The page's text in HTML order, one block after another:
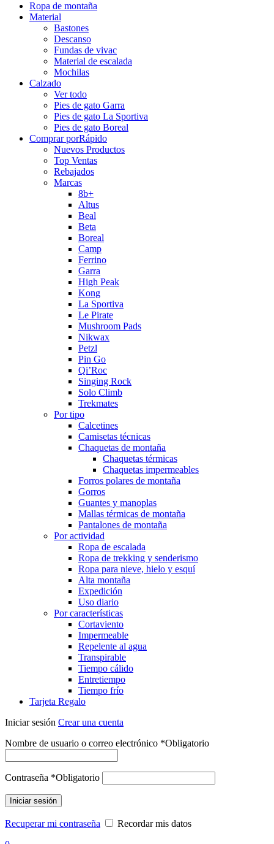
Ropa de montaña
Material
Bastones
Descanso
Fundas de vivac
Material de escalada
Mochilas
Calzado
Ver todo
Pies de gato Garra
Pies de gato La Sportiva
Pies de gato Boreal
Comprar porRápido
Nuevos Productos
Top Ventas
Rebajados
Marcas
8b+
Altus
Beal
Beta
Boreal
Camp
Ferrino
Garra
High Peak
Kong
La Sportiva
Le Pirate
Mushroom Pads
Nikwax
Petzl
Pin Go
Qi’Roc
Singing Rock
Solo Climb
Trekmates
Por tipo
Calcetines
Camisetas técnicas
Chaquetas de montaña
Chaquetas térmicas
Chaquetas impermeables
Forros polares de montaña
Gorros
Guantes y manoplas
Mallas térmicas de montaña
Pantalones de montaña
Por actividad
Ropa de escalada
Ropa de trekking y senderismo
Ropa para nieve, hielo y esquí
Alta montaña
Expedición
Uso diario
Por características
Cortaviento
Impermeable
Repelente al agua
Transpirable
Tiempo cálido
Entretiempo
Tiempo frío
Tarjeta Regalo
Iniciar sesión Crear una cuenta
Nombre de usuario o correo electrónico *Obligatorio
Contraseña *Obligatorio
Iniciar sesión
Recuperar mi contraseña
Recordar mis datos